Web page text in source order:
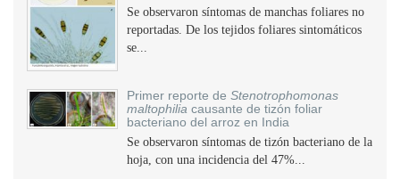
Se observaron síntomas de manchas foliares no
reportadas. De los tejidos foliares sintomáticos
se...
Primer reporte de Stenotrophomonas
maltophilia causante de tizón foliar
bacteriano del arroz en India
Se observaron síntomas de tizón bacteriano de la
hoja, con una incidencia del 47%...